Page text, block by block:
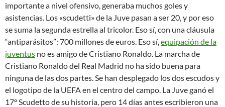
importante a nivel ofensivo, generaba muchos goles y
asistencias. Los «scudetti» de la Juve pasan a ser 20, y por eso
se suma la segunda estrella al tricolor. Eso sí, con una cláusula
“antiparásitos”: 700 millones de euros. Eso sí,equipación de la
juventus no es amigo de Cristiano Ronaldo. La marcha de
Cristiano Ronaldo del Real Madrid no ha sido buena para
ninguna de las dos partes. Se han desplegado los dos escudos y
el logotipo de la UEFA en el centro del campo. La Juve ganó el
17º Scudetto de su historia, pero 14 días antes escribieron una